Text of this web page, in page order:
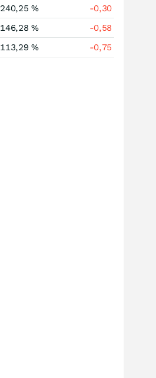
240,25 %
-0,30
146,28 %
-0,58
113,29 % -0,75